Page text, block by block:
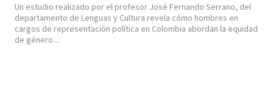
Un estudio realizado por el profesor José Fernando Serrano, del
departamento de Lenguas y Cultura revela cómo hombres en
cargos de representación política en Colombia abordan la equidad
de género....